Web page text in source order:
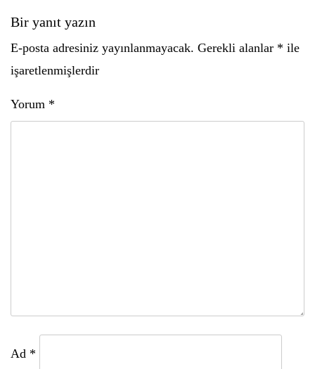
Bir yanıt yazın
E-posta adresiniz yayınlanmayacak. Gerekli alanlar * ile
işaretlenmişlerdir
Yorum *
Ad *